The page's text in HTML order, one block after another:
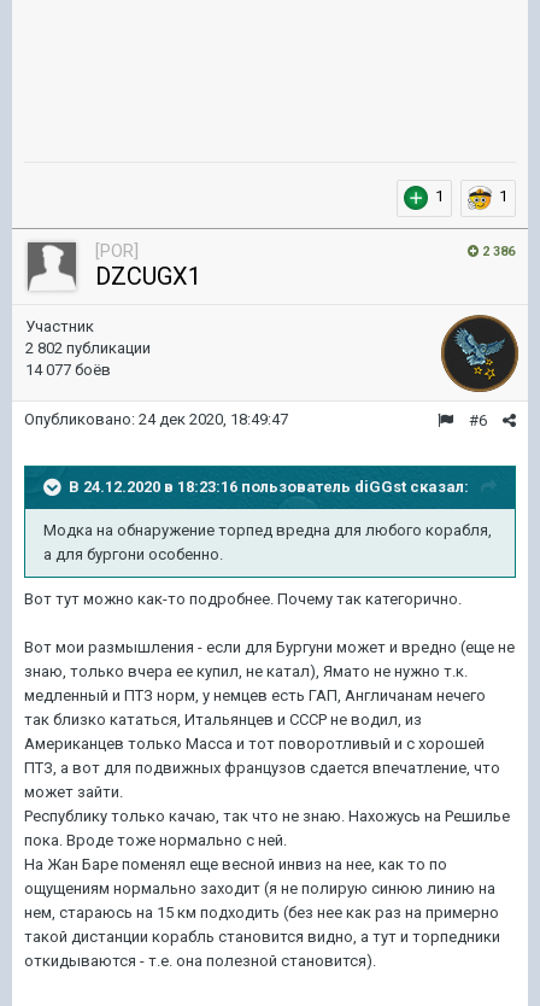
1 1
2 386
[POR]
DZCUGX1
Участник
2 802 публикации
14 077 боёв
#6
Опубликовано: 24 дек 2020, 18:49:47
В 24.12.2020 в 18:23:16 пользователь diGGst сказал:
Модка на обнаружение торпед вредна для любого корабля,
а для бургони особенно.
Вот тут можно как-то подробнее. Почему так категорично.
Вот мои размышления - если для Бургуни может и вредно (еще не
знаю, только вчера ее купил, не катал), Ямато не нужно т.к.
медленный и ПТЗ норм, у немцев есть ГАП, Англичанам нечего
так близко кататься, Итальянцев и СССР не водил, из
Американцев только Масса и тот поворотливый и с хорошей
ПТЗ, а вот для подвижных французов сдается впечатление, что
может зайти.
Республику только качаю, так что не знаю. Нахожусь на Решилье
пока. Вроде тоже нормально с ней.
На Жан Баре поменял еще весной инвиз на нее, как то по
ощущениям нормально заходит (я не полирую синюю линию на
нем, стараюсь на 15 км подходить (без нее как раз на примерно
такой дистанции корабль становится видно, а тут и торпедники
откидываются - т.е. она полезной становится).